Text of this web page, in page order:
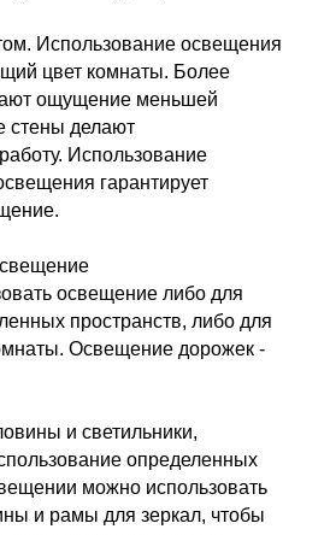
Использование освещения
цвет комнаты. Более
ощущение меньшей
стены делают
Использование
гарантирует
освещение либо для
пространств, либо для
Освещение дорожек -
и светильники,
определенных
можно использовать
и рамы для зеркал, чтобы